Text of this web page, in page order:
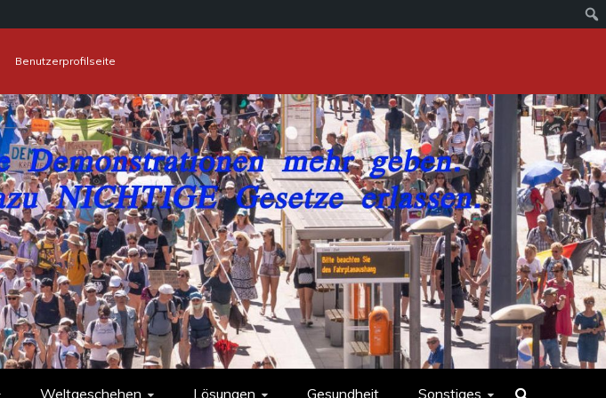
Benutzerprofilseite
Weltgeschehen Lösungen Gesundheit Sonstiges